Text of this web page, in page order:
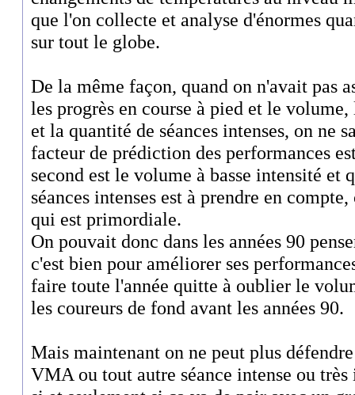
que l'on collecte et analyse d'énormes
sur tout le globe.
De la même façon, quand on n'avait pas
les progrès en course à pied et le
et la quantité de séances intenses, on ne
facteur de prédiction des performances
second est le volume à basse intensité et
séances intenses est à prendre en
qui est primordiale.
On pouvait donc dans les années 90
c'est bien pour améliorer ses
faire toute l'année quitte à oublier le
les coureurs de fond avant les années 90.
Mais maintenant on ne peut plus
VMA ou tout autre séance intense ou